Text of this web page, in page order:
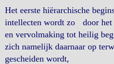
Het eerste hiërarchische
intellecten wordt zo door het
en vervolmaking tot heilig
zich namelijk daarnaar op
gescheiden wordt,